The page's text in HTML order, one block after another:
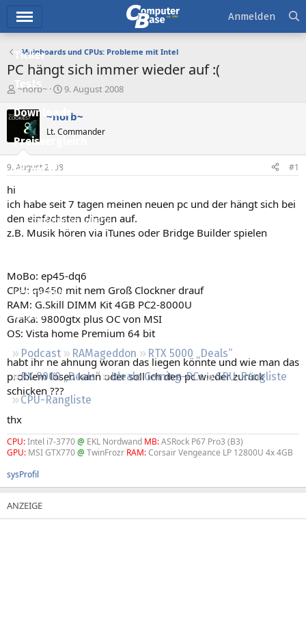
Ticker
Tests
Downloads
Preisvergleich
Forum
Aktuelles
Empfohlene Inhalte
Leserartikel
Regeln
Podcast RAMageddon
RTX 5000 „Deals“
RX 9000 „Deals“
Ideale Gaming-PCs
GPU-Rangliste
CPU-Rangliste
Anmelden
Mainboards und CPUs: Probleme mit Intel
PC hängt sich immer wieder auf :(
E
s
e
l
e
~norb~
E
s
e
t
m
9. August 2008
~norb~
Lt. Commander
9. August 2008 #1
hi
ich habe seit 7 tagen meinen neuen pc und der hängt sich bei
den einfachsten dingen auf.
z.B. Musik hören via iTunes oder Bridge Builder spielen
MoBo: ep45-dq6
CPU: q9450 mit nem Groß Clockner drauf
RAM: G.Skill DIMM Kit 4GB PC2-8000U
GraKa: 9800gtx plus OC von MSI
OS: Vista home Premium 64 bit
habt ihr ne ahnung woran das liegen könnte und wie man das
problem lösen kann oder soll ich den pc wieder zurück
schicken ???
thx
CPU:Intel i7-3770@ EKL Nordwand MB:ASRock P67 Pro3 (B3)
GPU: MSI GTX770@ TwinFrozr RAM:Corsair Vengeance LP 12800U 4x 4GB
sysProfil